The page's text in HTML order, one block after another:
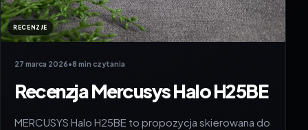
RECENZJE
27 marca 2026•8 min czytania
Recenzja Mercusys Halo H25BE
MERCUSYS Halo H25BE to propozycja skierowana do